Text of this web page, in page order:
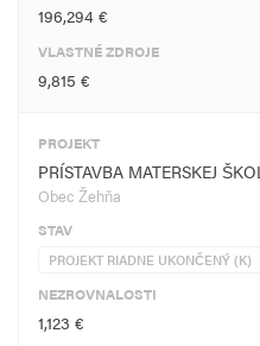
196,294 €
VLASTNÉ ZDROJE
9,815 €
PROJEKT
PRÍSTAVBA MATERSKEJ
Obec Žehňa
STAV
PROJEKT RIADNE UKONČENÝ (K)
NEZROVNALOSTI
1,123 €